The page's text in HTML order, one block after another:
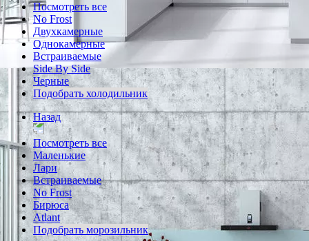
Посмотреть все
No Frost
Двухкамерные
Однокамерные
Встраиваемые
Side By Side
Черные
Подобрать холодильник
Назад
Посмотреть все
Маленькие
Лари
Встраиваемые
No Frost
Бирюса
Atlant
Подобрать морозильник